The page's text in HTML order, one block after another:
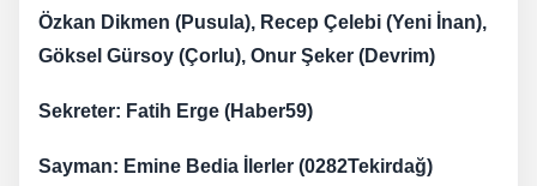
Özkan Dikmen (Pusula), Recep Çelebi (Yeni İnan),
Göksel Gürsoy (Çorlu), Onur Şeker (Devrim)
Sekreter: Fatih Erge (Haber59)
Sayman: Emine Bedia İlerler (0282Tekirdağ)